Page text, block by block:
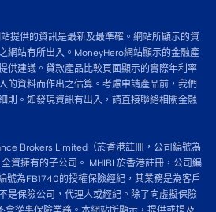
提供的資訊是最新及最準確。網站所顯示的資
網站有所出入。MoneyHero網站顯示的金融產
供建議。貸款產品比較頁面顯示的實際年利率
的資料而作出之估算。考慮申請產品前，我們
則。如發現資訊有出入，請直接聯絡相關金融
Brokers Limited（於香港註冊，公司編號為
資擁有的子公司。 MHIBL於香港註冊，公司編
號為FB1740的授權保險經紀，其業務是為客戶
是保險公司，代理人或經紀。除了向虛擬保險